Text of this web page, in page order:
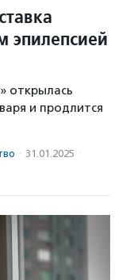
открылась
и продлится
· 31.01.2025 ·